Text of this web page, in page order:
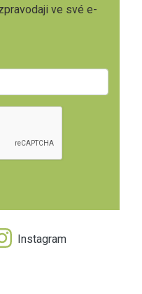
ve své e-
Instagram